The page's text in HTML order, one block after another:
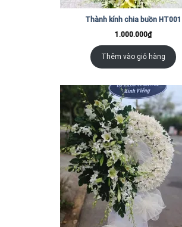
Thành kính chia buồn HT001
1.000.000₫
Thêm vào giỏ hàng